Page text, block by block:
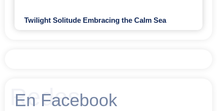
Twilight Solitude Embracing the Calm Sea
Redes
En Facebook